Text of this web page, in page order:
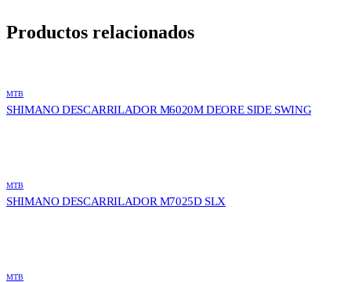
Productos relacionados
MTB
SHIMANO DESCARRILADOR M6020M DEORE SIDE SWING
MTB
SHIMANO DESCARRILADOR M7025D SLX
MTB